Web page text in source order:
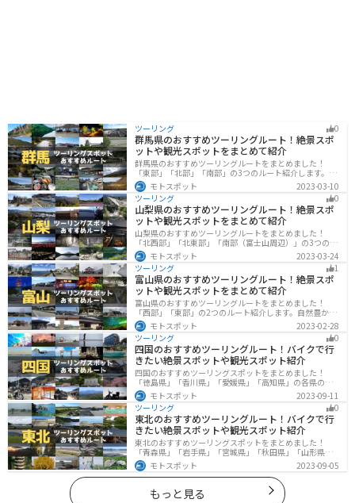
ツーリング 0
群馬県のおすすめツーリングルート！絶景スポ
ットや観光スポットをまとめて紹介
群馬県のおすすめツーリングルートをまとめました！
「東部」「北部」「南部」の3つのルート紹介します。草
津温泉や伊香保温泉など全国でも有名な温泉や豊かな自
然を満喫するツーリングができます。バイクで群馬県に
ツーリングに行く際は参考にしてください。
モトスポット
2023-03-10
ツーリング
0
山梨県のおすすめツーリングルート！絶景スポ
ットや観光スポットをまとめて紹介
山梨県のおすすめツーリングルートをまとめました！
「北西部」「北東部」「南部（富士山周辺）」の3つのル
ート紹介します。富士山を中心に自然豊かな景色や食事
を楽しめるスポットが多数あります。バイクで山梨県に
ツーリングに行く際は参考にしてください。
モトスポット
2023-03-24
ツーリング
1
富山県のおすすめツーリングルート！絶景スポ
ットや観光スポットをまとめて紹介
富山県のおすすめツーリングルートをまとめました！
「西部」「東部」の2つのルート紹介します。自然豊かな
山と海、温泉が充実しており、美術館などもあるので、
自然を満喫するツーリングができます。バイクで富山県
にツーリングに行く際は参考にしてください。
モトスポット
2023-02-28
ツーリング
0
四国のおすすめツーリングルート！バイクで行
きたい絶景スポットや観光スポット紹介
四国のおすすめツーリングスポットをまとめました！
「徳島県」「香川県」「愛媛県」「高知県」の各県の観
光地紹介します。自然豊かな山々や湖、温泉地が点在
し、四季折々の景色を楽しめるスポットが多数ありま
す。バイクで四国にツーリングに行く際は参考にしてく
ださい。
モトスポット
2023-09-11
ツーリング
0
東北のおすすめツーリングルート！バイクで行
きたい絶景スポットや観光スポット紹介
東北のおすすめツーリングスポットをまとめました！
「青森県」「岩手県」「宮城県」「秋田県」「山形県」
「福島県」の各県の観光地紹介します。自然豊かな山々
や湖、温泉地が点在し、四季折々の景色を楽しめるスポ
ットが多数あります。バイクで東北にツーリングに行く
際は参考にしてください。
モトスポット 2023-09-05
もっと見る